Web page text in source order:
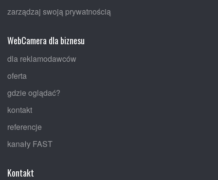
zarządzaj swoją prywatnością
WebCamera dla biznesu
dla reklamodawców
oferta
gdzie oglądać?
kontakt
referencje
kanały FAST
Kontakt